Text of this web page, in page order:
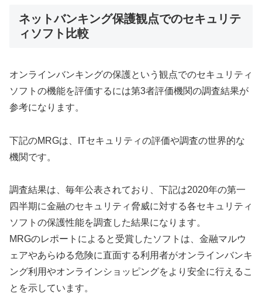
ネットバンキング保護観点でのセキュリテ
ィソフト比較
オンラインバンキングの保護という観点でのセキュリティ
ソフトの機能を評価するには第3者評価機関の調査結果が
参考になります。
下記のMRGは、ITセキュリティの評価や調査の世界的な
機関です。
調査結果は、毎年公表されており、下記は2020年の第一
四半期に金融のセキュリティ脅威に対する各セキュリティ
ソフトの保護性能を調査した結果になります。
MRGのレポートによると受賞したソフトは、金融マルウ
ェアやあらゆる危険に直面する利用者がオンラインバンキ
ング利用やオンラインショッピングをより安全に行えるこ
とを示しています。